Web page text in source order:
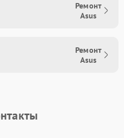
Ремонт
Asus
Ремонт
Asus